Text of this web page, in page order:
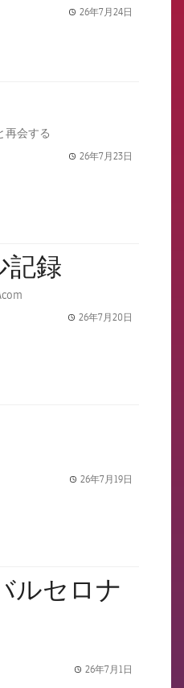
26年7月24日
再会する
26年7月23日
記録
26年7月20日
26年7月19日
ルセロナ
26年7月1日